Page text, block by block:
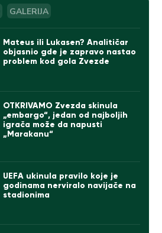
GALERIJA
Mateus ili Lukasen? Analitičar
objasnio gde je zapravo nastao
problem kod gola Zvezde
OTKRIVAMO Zvezda skinula
„embargo“, jedan od najboljih
igrača može da napusti
„Marakanu“
UEFA ukinula pravilo koje je
godinama nerviralo navijače na
stadionima